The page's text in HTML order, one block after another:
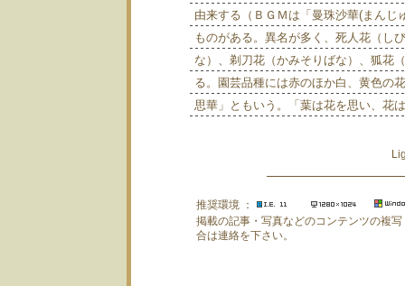
由来する（ＢＧＭは「曼珠沙華(まん
ものがある。異名が多く、死人花（し
な）、剃刀花（かみそりばな）、狐花
る。園芸品種には赤のほか白、黄色の
思華」ともいう。「葉は花を思い、花
推奨環境 ：
掲載の記事・写真などのコンテンツの複
合は連絡を下さい。